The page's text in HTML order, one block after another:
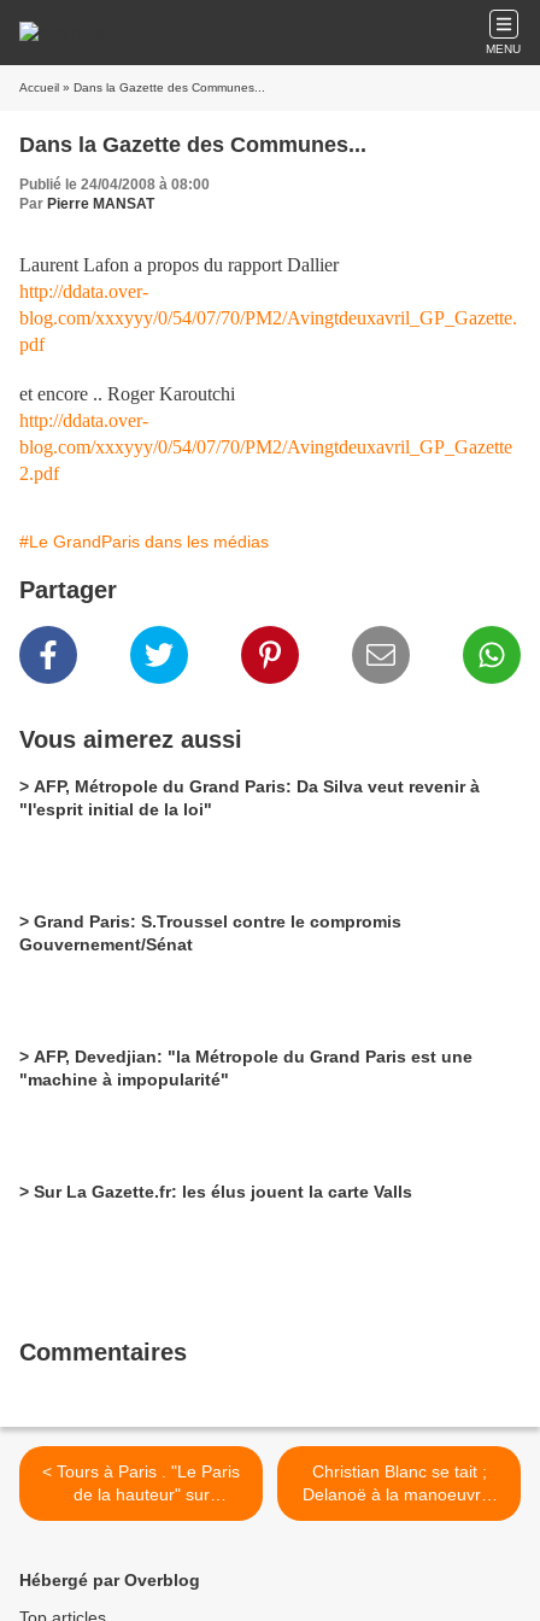
MENU
Accueil » Dans la Gazette des Communes...
Dans la Gazette des Communes...
Publié le 24/04/2008 à 08:00
Par Pierre MANSAT
Laurent Lafon a propos du rapport Dallier
http://ddata.over-
blog.com/xxxyyy/0/54/07/70/PM2/Avingtdeuxavril_GP_Gazette.
pdf
et encore .. Roger Karoutchi
http://ddata.over-
blog.com/xxxyyy/0/54/07/70/PM2/Avingtdeuxavril_GP_Gazette
2.pdf
#Le GrandParis dans les médias
Partager
Vous aimerez aussi
> AFP, Métropole du Grand Paris: Da Silva veut revenir à
"l'esprit initial de la loi"
> Grand Paris: S.Troussel contre le compromis
Gouvernement/Sénat
> AFP, Devedjian: "la Métropole du Grand Paris est une
"machine à impopularité"
> Sur La Gazette.fr: les élus jouent la carte Valls
Commentaires
< Tours à Paris . "Le Paris
de la hauteur" sur
telerama.fr
Christian Blanc se tait ;
Delanoë à la manoeuvre.
Un article du Parisen >
Hébergé par Overblog